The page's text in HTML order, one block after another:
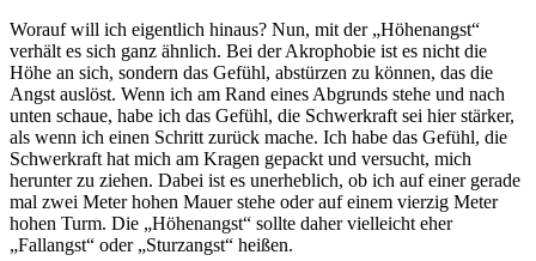
Worauf will ich eigentlich hinaus? Nun, mit der „Höhenangst“
verhält es sich ganz ähnlich. Bei der Akrophobie ist es nicht die
Höhe an sich, sondern das Gefühl, abstürzen zu können, das die
Angst auslöst. Wenn ich am Rand eines Abgrunds stehe und nach
unten schaue, habe ich das Gefühl, die Schwerkraft sei hier stärker,
als wenn ich einen Schritt zurück mache. Ich habe das Gefühl, die
Schwerkraft hat mich am Kragen gepackt und versucht, mich
herunter zu ziehen. Dabei ist es unerheblich, ob ich auf einer gerade
mal zwei Meter hohen Mauer stehe oder auf einem vierzig Meter
hohen Turm. Die „Höhenangst“ sollte daher vielleicht eher
„Fallangst“ oder „Sturzangst“ heißen.